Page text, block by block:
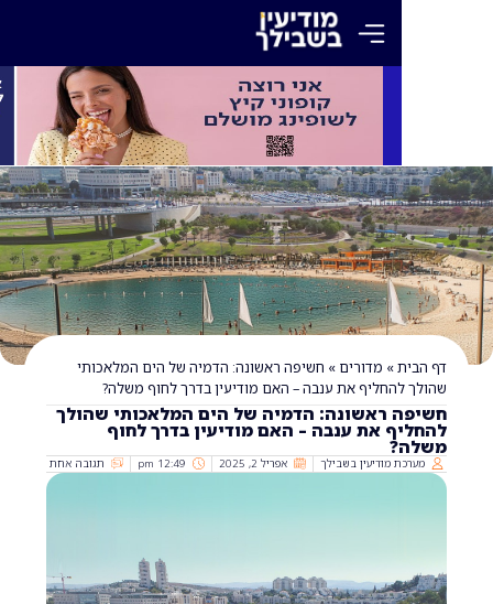
»מדורים »חשיפה ראשונה: הדמיה של הים המלאכותי
את ענבה – האם מודיעין בדרך לחוף משלה?
ראשונה: הדמיה של הים המלאכותי שהולך
את ענבה – האם מודיעין בדרך לחוף
מודיעין בשבילך אפריל 2, 2025 12:49 pm תגובה אחת